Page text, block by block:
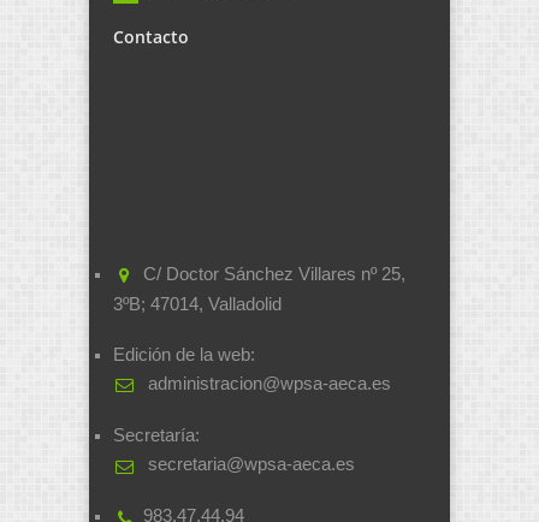
Contacto
C/ Doctor Sánchez Villares nº 25,
3ºB; 47014, Valladolid
Edición de la web:
administracion@wpsa-aeca.es
Secretaría:
secretaria@wpsa-aeca.es
983.47.44.94